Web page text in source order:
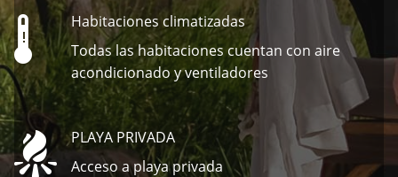
Habitaciones climatizadas
Todas las habitaciones cuentan con aire
acondicionado y ventiladores
PLAYA PRIVADA
Acceso a playa privada